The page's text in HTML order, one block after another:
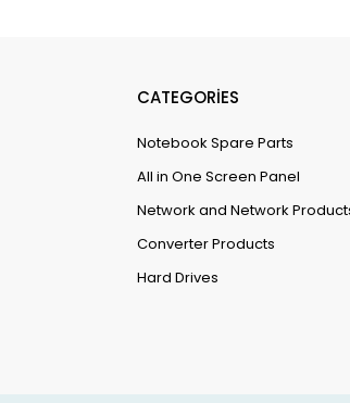
CATEGORİES
Notebook Spare Parts
All in One Screen Panel
Network and Network
Converter Products
Hard Drives